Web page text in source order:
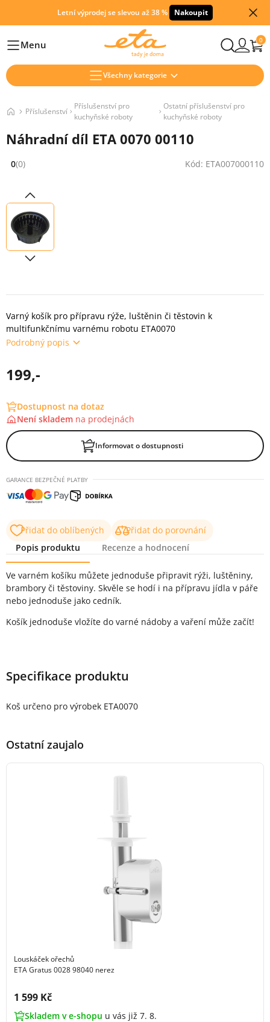
Letní výprodej se slevou až 38 % Nakoupit
HlavníMenu 0
Všechny kategorie
Příslušenství
Příslušenství pro
kuchyňské roboty
Ostatní příslušenství pro
kuchyňské roboty
Náhradní díl ETA 0070 00110
Hodnocení: 0 z 5 (0 recenzí)
0(0) Kód: ETA007000110
Varný košík pro přípravu rýže, luštěnin či těstovin k
multifunkčnímu varnému robotu ETA0070
Podrobný popis
199,-
Dostupnost na dotaz
Není skladem na prodejnách
Informovat o dostupnosti
GARANCE BEZPEČNÉ PLATBY
Přidat do oblíbených
Přidat do porovnání
Popis produktu
Recenze a hodnocení
Popis produktu
Ve varném košíku můžete jednoduše připravit rýži, luštěniny,
brambory či těstoviny. Skvěle se hodí i na přípravu jídla v páře
nebo jednoduše jako cedník.
Košík jednoduše vložíte do varné nádoby a vaření může začít!
Specifikace produktu
Koš určeno pro výrobek ETA0070
Ostatní zaujalo
Louskáček ořechů
ETA Gratus 0028 98040 nerez
Cena s DPH:
1 599 Kč
Skladem v e-shopu u vás již 7. 8.